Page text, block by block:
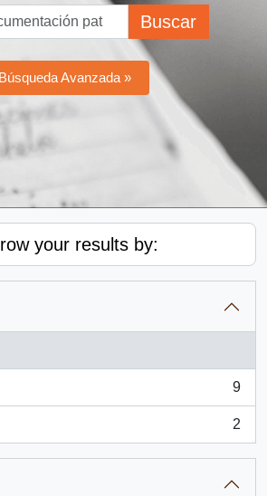
Buscar
Búsqueda Avanzada »
your results by:
9
2